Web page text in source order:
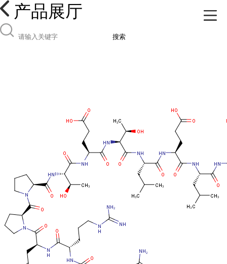
产品展厅
搜索